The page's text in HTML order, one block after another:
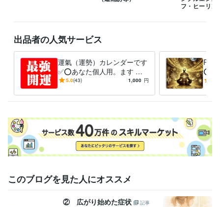
フ・ヒーリン
出品者の人気サービス
運氣（運勢）カレンダーです
✅⭕あなた個人用。ます ❤️
大事な事は良き日を！悪い日
う✅
5.0(43) 1,000 円
RV
⭕サ
強力
授
このブログを見た人にオススメ
② 広がり始めた症状
記事